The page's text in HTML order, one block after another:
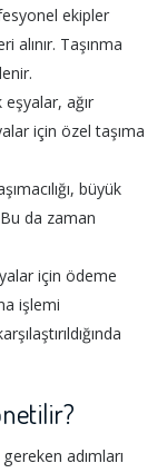
ekipler
alınır. Taşınma
ağır
için özel taşıma
büyük
da zaman
için ödeme
işlemi
adımları